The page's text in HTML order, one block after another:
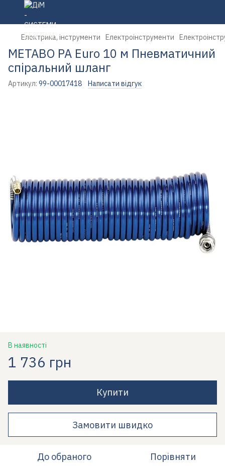
Електрика, інструменти Електроінструменти
METABO PA Euro 10 м Пневматичний
спіральний шланг
Артикул: 99-00017418 Написати відгук
В наявності
1 736 грн
Купити
Замовити швидко
До обраного Порівняти